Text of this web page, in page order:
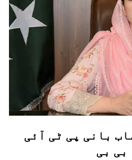
بانی پی ٹی آئی
بی بی